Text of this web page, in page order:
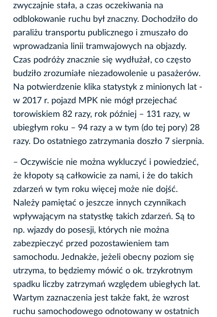
zwyczajnie stała, a czas oczekiwania na
odblokowanie ruchu był znaczny. Dochodziło do
paraliżu transportu publicznego i zmuszało do
wprowadzania linii tramwajowych na objazdy.
Czas podróży znacznie się wydłużał, co często
budziło zrozumiałe niezadowolenie u pasażerów.
Na potwierdzenie klika statystyk z minionych lat -
w 2017 r. pojazd MPK nie mógł przejechać
torowiskiem 82 razy, rok później – 131 razy, w
ubiegłym roku – 94 razy a w tym (do tej pory) 28
razy. Do ostatniego zatrzymania doszło 7 sierpnia.
– Oczywiście nie można wykluczyć i powiedzieć,
że kłopoty są całkowicie za nami, i że do takich
zdarzeń w tym roku więcej może nie dojść.
Należy pamiętać o jeszcze innych czynnikach
wpływającym na statystkę takich zdarzeń. Są to
np. wjazdy do posesji, których nie można
zabezpieczyć przed pozostawieniem tam
samochodu. Jednakże, jeżeli obecny poziom się
utrzyma, to będziemy mówić o ok. trzykrotnym
spadku liczby zatrzymań względem ubiegłych lat.
Wartym zaznaczenia jest także fakt, że wzrost
ruchu samochodowego odnotowany w ostatnich